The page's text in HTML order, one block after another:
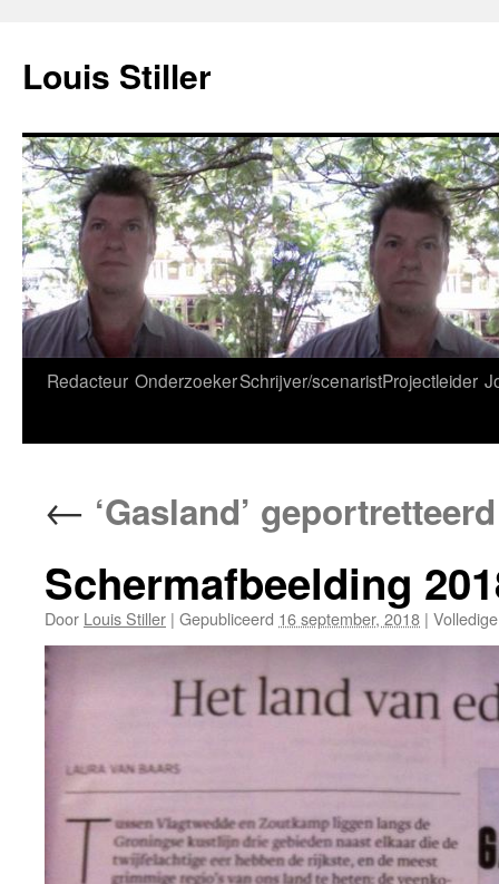
inhoud
Louis Stiller
Redacteur OnderzoekerSchrijver/scenaristProjectleider
← ‘Gasland’
Schermafbeelding
Door Louis Stiller | Gepubliceerd 16 september, 2018 |